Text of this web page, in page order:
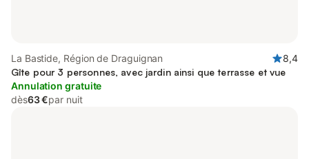
La Bastide, Région de Draguignan
8,4
Gîte pour 3 personnes, avec jardin ainsi que terrasse et vue
Annulation gratuite
dès63 €par nuit